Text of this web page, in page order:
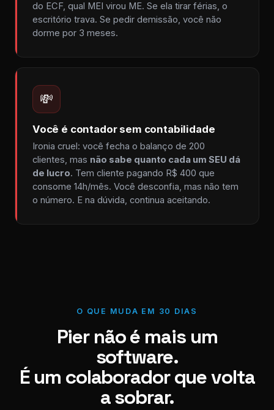
do ECF, qual MEI virou ME. Se ela tirar férias, o
escritório trava. Se pedir demissão, você não
dorme por 3 meses.
💸
Você é contador sem contabilidade
Ironia cruel: você fecha o balanço de 200
clientes, mas não sabe quanto cada um SEU dá
de lucro. Tem cliente pagando R$ 400 que
consome 14h/mês. Você desconfia, mas não tem
o número. E na dúvida, continua aceitando.
O QUE MUDA EM 30 DIAS
Pier não é mais um
software.
É um colaborador que volta
a sobrar.